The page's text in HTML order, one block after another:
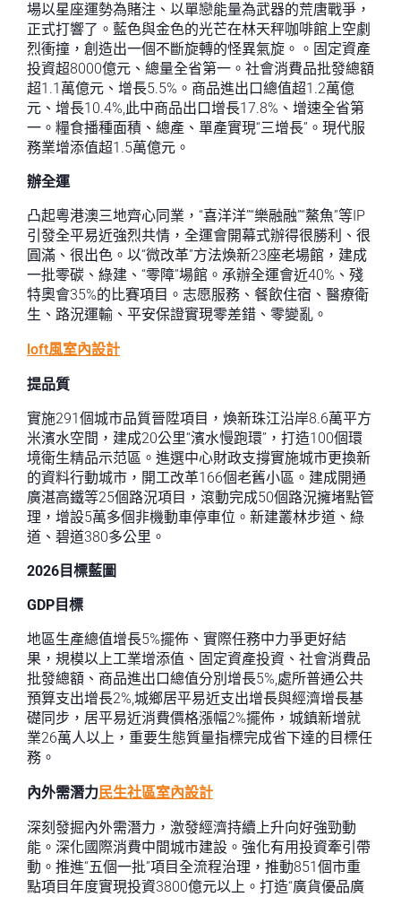
場以星座運勢為賭注、以單戀能量為武器的荒唐戰爭，
正式打響了。藍色與金色的光芒在林天秤咖啡館上空劇
烈衝撞，創造出一個不斷旋轉的怪異氣旋。。固定資產
投資超8000億元、總量全省第一。社會消費品批發總額
超1.1萬億元、增長5.5%。商品進出口總值超1.2萬億
元、增長10.4%,此中商品出口增長17.8%、增速全省第
一。糧食播種面積、總產、單產實現“三增長”。現代服
務業增添值超1.5萬億元。
辦全運
凸起粵港澳三地齊心同業，“喜洋洋”“樂融融”“鰲魚”等IP
引發全平易近強烈共情，全運會開幕式辦得很勝利、很
圓滿、很出色。以“微改革”方法煥新23座老場館，建成
一批零碳、綠建、“零障”場館。承辦全運會近40%、殘
特奧會35%的比賽項目。志愿服務、餐飲住宿、醫療衛
生、路況運輸、平安保證實現零差錯、零變亂。
loft風室內設計
提品質
實施291個城市品質晉陞項目，煥新珠江沿岸8.6萬平方
米濱水空間，建成20公里“濱水慢跑環”，打造100個環
境衛生精品示范區。進選中心財政支撐實施城市更換新
的資料行動城市，開工改革166個老舊小區。建成開通
廣湛高鐵等25個路況項目，滾動完成50個路況擁堵點管
理，增設5萬多個非機動車停車位。新建叢林步道、綠
道、碧道380多公里。
2026目標藍圖
GDP目標
地區生產總值增長5%擺佈、實際任務中力爭更好結
果，規模以上工業增添值、固定資產投資、社會消費品
批發總額、商品進出口總值分別增長5%,處所普通公共
預算支出增長2%,城鄉居平易近支出增長與經濟增長基
礎同步，居平易近消費價格漲幅2%擺佈，城鎮新增就
業26萬人以上，重要生態質量指標完成省下達的目標任
務。
內外需潛力民生社區室內設計
深刻發掘內外需潛力，激發經濟持續上升向好強勁動
能。深化國際消費中間城市建設。強化有用投資牽引帶
動。推進“五個一批”項目全流程治理，推動851個市重
點項目年度實現投資3800億元以上。打造“廣貨優品廣